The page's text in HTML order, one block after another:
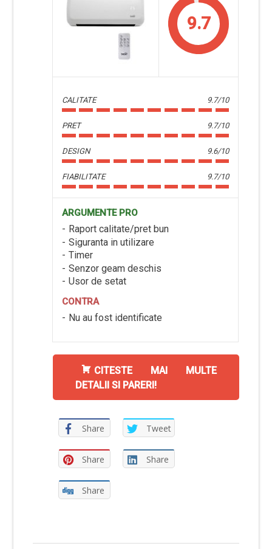
9.7
CALITATE 9.7/10
PRET 9.7/10
DESIGN 9.6/10
FIABILITATE 9.7/10
ARGUMENTE PRO
Raport calitate/pret bun
Siguranta in utilizare
Timer
Senzor geam deschis
Usor de setat
CONTRA
Nu au fost identificate
CITESTE MAI MULTE
DETALII SI PARERI!
Share Tweet
Share Share
Share